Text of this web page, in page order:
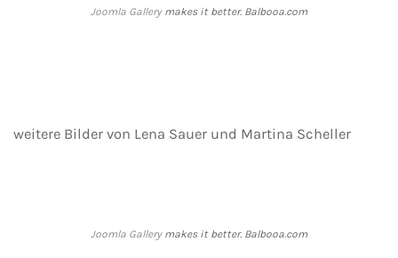
Joomla Gallerymakes it better. Balbooa.com
weitere Bilder von Lena Sauer und Martina Scheller
Joomla Gallerymakes it better. Balbooa.com